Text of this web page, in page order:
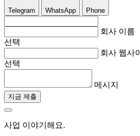
Telegram WhatsApp Phone
회사 이름
선택
회사 웹사
선택
메시지
지금 제출
사업 이야기해요.